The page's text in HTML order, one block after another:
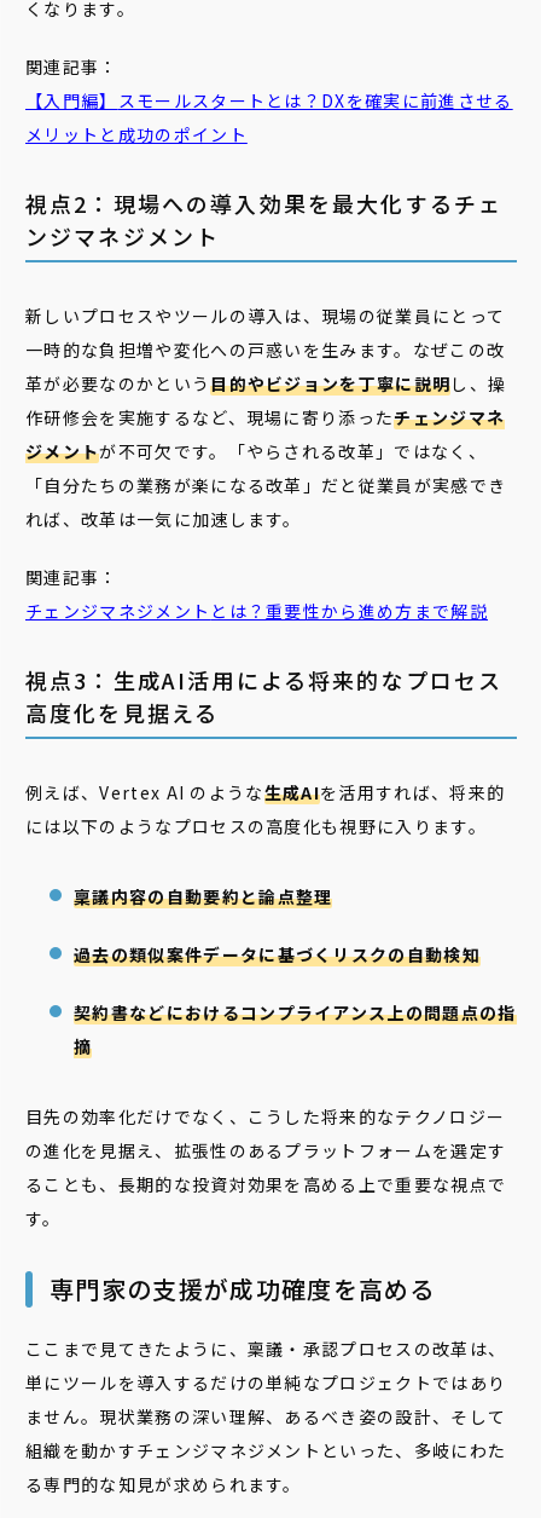
くなります。
関連記事：
【入門編】 スモールスタート とは？DXを確実に前進させる
メリットと成功のポイント
視点2：現場への導入効果を最大化するチェ
ンジマネジメント
新しいプロセスやツールの導入は、現場の従業員にとって
一時的な負担増や変化への戸惑いを生みます。なぜこの改
革が必要なのかという目的やビジョンを丁寧に説明し、操
作研修会を実施するなど、現場に寄り添ったチェンジマネ
ジメントが不可欠です。「やらされる改革」ではなく、
「自分たちの業務が楽になる改革」だと従業員が実感でき
れば、改革は一気に加速します。
関連記事：
チェンジマネジメント とは？重要性から進め方まで解説
視点3：生成AI活用による将来的なプロセス
高度化を見据える
例えば、Vertex AI のような生成AIを活用すれば、将来的
には以下のようなプロセスの高度化も視野に入ります。
稟議内容の自動要約と論点整理
過去の類似案件データに基づくリスクの自動検知
契約書などにおけるコンプライアンス上の問題点の指
摘
目先の効率化だけでなく、こうした将来的なテクノロジー
の進化を見据え、拡張性のあるプラットフォームを選定す
ることも、長期的な投資対効果を高める上で重要な視点で
す。
専門家の支援が成功確度を高める
ここまで見てきたように、稟議・承認プロセスの改革は、
単にツールを導入するだけの単純なプロジェクトではあり
ません。現状業務の深い理解、あるべき姿の設計、そして
組織を動かすチェンジマネジメントといった、多岐にわた
る専門的な知見が求められます。